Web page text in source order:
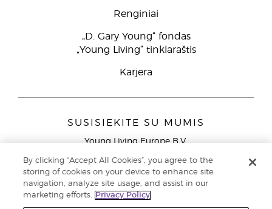
Renginiai
„D. Gary Young“ fondas
„Young Living“ tinklaraštis
Karjera
SUSISIEKITE SU MUMIS
Young Living Europe B.V.
9727 AJ Groningen
Klientų aptarnavimas (nemokami skambučiai iš laidinių
By clicking “Accept All Cookies”, you agree to the
storing of cookies on your device to enhance site
navigation, analyze site usage, and assist in our
marketing efforts.
Privacy Policy